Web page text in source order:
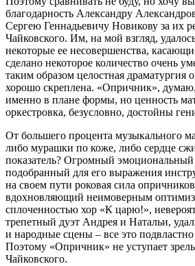
благодарность Александру
Сергею Геннадьевичу Новикову за их
Чайковского. Им, на мой взгляд,
некоторые ее несовершенства,
сделано некоторое количество очень
таким образом целостная драматургия
хорошо скреплена. «Опричник»,
именно в плане формы, но ценность
оркестровка, безусловно, достойны
От большего процента музыкального
либо мурашки по коже, либо сердце
показатель? Огромный эмоциональный
подобранный для его выражения
на своем пути роковая сила
вдохновляющий неимоверным
сплоченностью хор «К царю!»,
трепетный дуэт Андрея и Натальи,
и народные сцены ‒ все это
Поэтому «Опричник» не уступает
Чайковского.